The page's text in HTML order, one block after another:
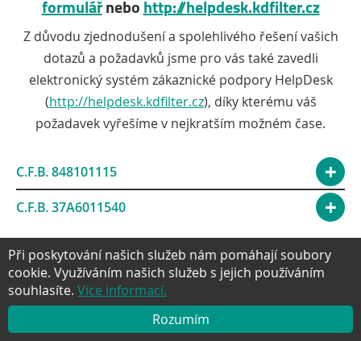
formulářnebo http://helpdesk.kdfilter.cz
Z důvodu zjednodušení a spolehlivého řešení vašich
dotazů a požadavků jsme pro vás také zavedli
elektronický systém zákaznické podpory HelpDesk
(http://helpdesk.kdfilter.cz), díky kterému váš
požadavek vyřešíme v nejkratším možném čase.
C.F.B. 848101115
C.F.B. 37A6011540
NAHORU Facebook
TwitterGoogle+YouTube
Při poskytování našich služeb nám pomáhají soubory
cookie. Využíváním našich služeb s jejich používáním
souhlasíte. Více informací.
Rozumím